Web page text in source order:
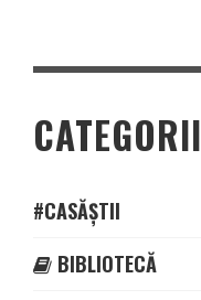
CATEGORII
#CASĂȘTII
BIBLIOTECĂ